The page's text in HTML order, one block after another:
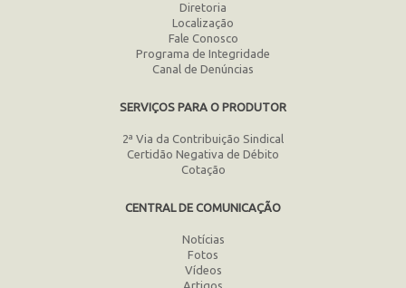
Diretoria
Localização
Fale Conosco
Programa de Integridade
Canal de Denúncias
SERVIÇOS PARA O PRODUTOR
2ª Via da Contribuição Sindical
Certidão Negativa de Débito
Cotação
CENTRAL DE COMUNICAÇÃO
Notícias
Fotos
Vídeos